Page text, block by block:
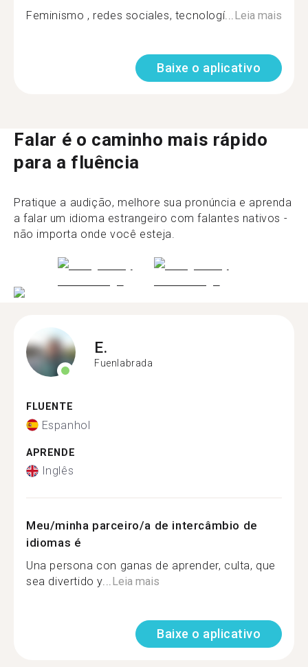
Feminismo , redes sociales, tecnologí... Leia mais
Baixe o aplicativo
Falar é o caminho mais rápido
para a fluência
Pratique a audição, melhore sua pronúncia e aprenda
a falar um idioma estrangeiro com falantes nativos -
não importa onde você esteja.
E.
Fuenlabrada
FLUENTE
Espanhol
APRENDE
Inglês
Meu/minha parceiro/a de intercâmbio de
idiomas é
Una persona con ganas de aprender, culta, que
sea divertido y...Leia mais
Baixe o aplicativo